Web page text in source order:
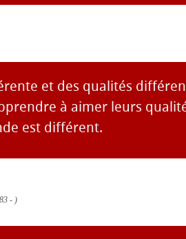
et des qualités
à aimer leurs
est différent.
- )